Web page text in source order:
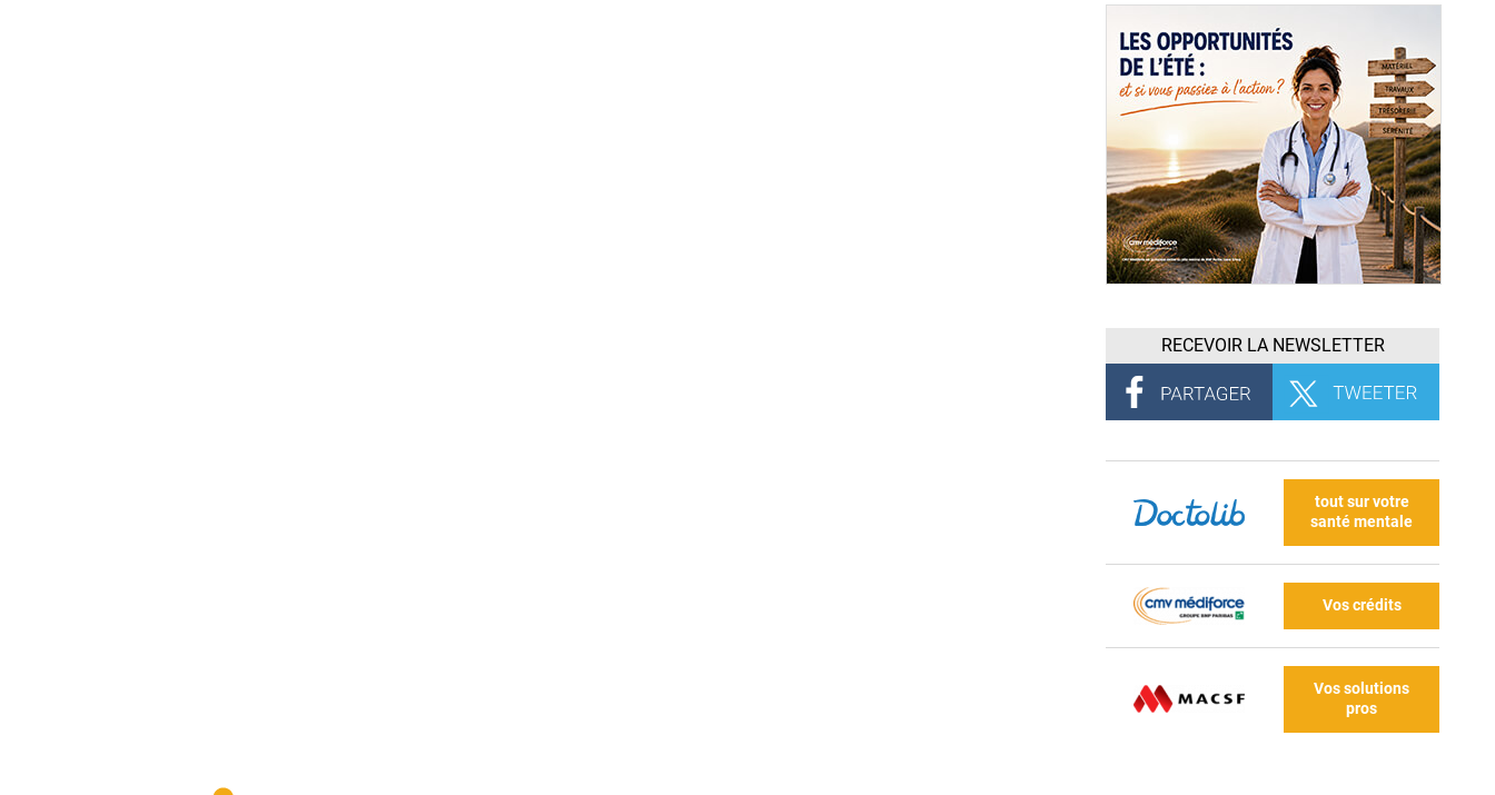
RECEVOIR LA NEWSLETTER
tout sur votre
santé mentale
Vos crédits
Vos solutions
pros